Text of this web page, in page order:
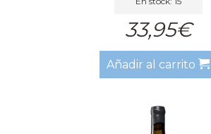
33,95€
Añadir al carrito